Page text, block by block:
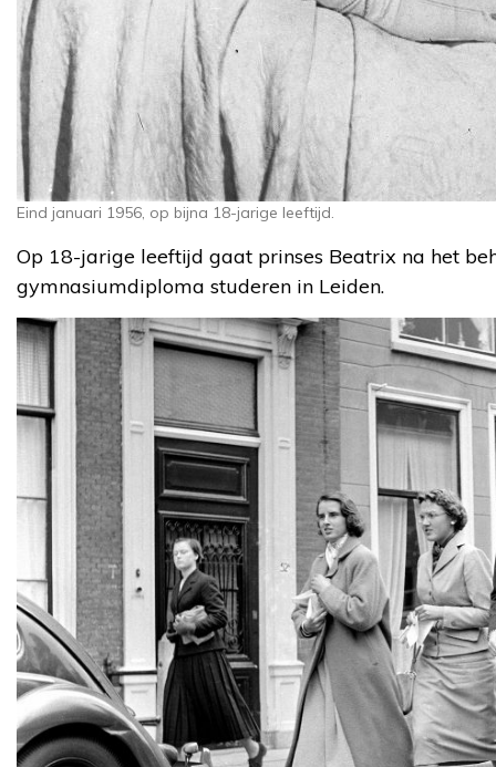
Eind januari 1956, op bijna 18-jarige leeftijd.
Op 18-jarige leeftijd gaat prinses Beatrix na het
gymnasiumdiploma studeren in Leiden.